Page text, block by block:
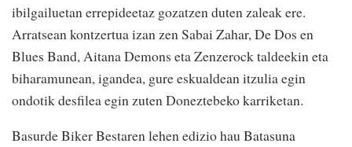
ibilgailuetan errepideetaz gozatzen duten zaleak ere.
Arratsean kontzertua izan zen Sabai Zahar, De Dos en
Blues Band, Aitana Demons eta Zenzerock taldeekin eta
biharamunean, igandea, gure eskualdean itzulia egin
ondotik desfilea egin zuten Doneztebeko karriketan.
Basurde Biker Bestaren lehen edizio hau Batasuna